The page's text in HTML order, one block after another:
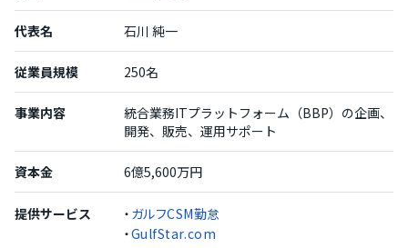
代表名 石川 純一
従業員規模 250名
事業内容
統合業務ITプラットフォーム（BBP）の企画、
開発、販売、運用サポート
資本金 6億5,600万円
提供サービス ・ ガルフCSM勤怠
・GulfStar.com